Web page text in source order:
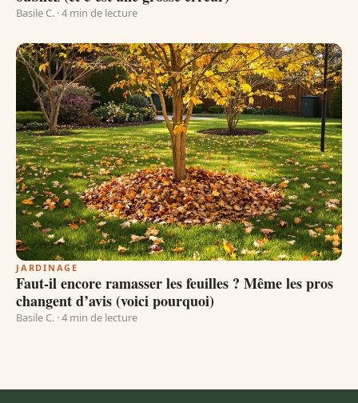
Basile C. · 4 min de lecture
JARDINAGE
Faut-il encore ramasser les feuilles ? Même les pros
changent d’avis (voici pourquoi)
Basile C. · 4 min de lecture